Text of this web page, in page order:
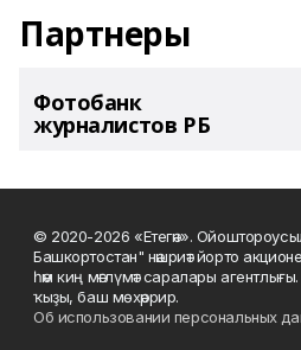
Партнеры
Фотобанк
журналистов РБ
© 2020-2026 «Етегән».
Башкортостан" нәшриәт йорто
һәм киң мәғлүмәт саралары агентлығы.
ҡыҙы, баш мөхәррир.
Об использовании персональных